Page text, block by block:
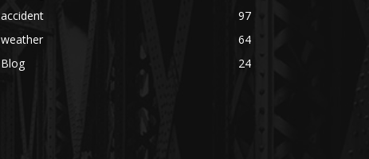
accident
97
weather
64
Blog
24